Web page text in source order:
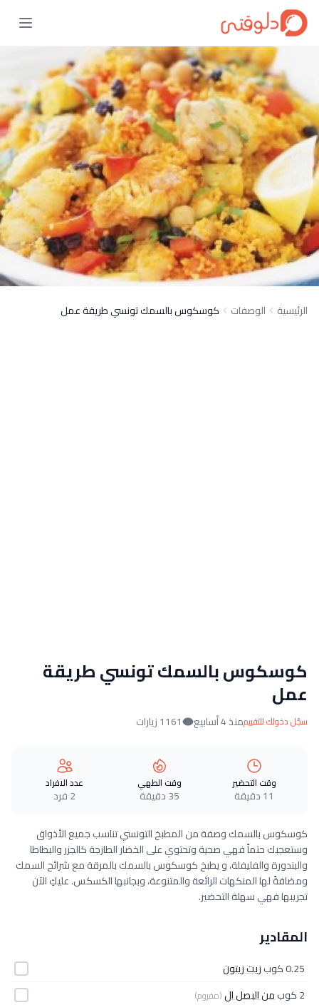
الرئيسية الوصفات كوسكوس بالسمك تونسي طريقة عمل
كوسكوس بالسمك تونسي طريقة
عمل
سجّل دخولك للتقييممنذ 4 أسابيع 1161 زيارات
وقت التحضير
11 دقيقة
وقت الطهي
35 دقيقة
عدد الافراد
2 فرد
كوسكوس بالسمك وصفة من المطبخ التونسي تناسب جميع الأذواق
وستعجبك حتماً فهي صحية وتحتوي على الخضار الطازجة كالجزر والبطاطا
والبندورة والفليفلة، و يطبخ كوسكوس بالسمك بالمرقة مع شرائح السمك
ومضافةً لها المنكهات الرائعة والمتنوعة، وبجانبها الكسكس. عليكِ الآن
تجريبها فهي سهلة التحضير.
المقادير
0.25 كوب
زيت زيتون
2 كوب
من البصل ال(مفروم)